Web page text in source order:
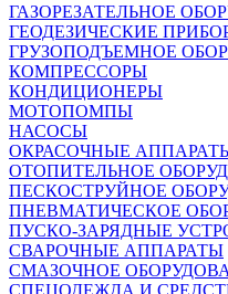
ГАЗОРЕЗАТЕЛЬНОЕ
ГЕОДЕЗИЧЕСКИЕ
ГРУЗОПОДЪЕМНОЕ
КОМПРЕССОРЫ
КОНДИЦИОНЕРЫ
МОТОПОМПЫ
НАСОСЫ
ОКРАСОЧНЫЕ
ОТОПИТЕЛЬНОЕ
ПЕСКОСТРУЙНОЕ
ПНЕВМАТИЧЕСКОЕ
ПУСКО-ЗАРЯДНЫЕ
СВАРОЧНЫЕ АППАРАТЫ
СМАЗОЧНОЕ
СПЕЦОДЕЖДА И